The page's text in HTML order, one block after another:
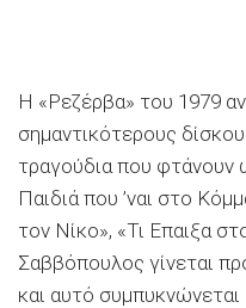
Η «Ρεζέρβα» του 1979
σημαντικότερους
τραγούδια που φτάνουν
Παιδιά που ’ναι στο
τον Νίκο», «Τι Επαιξα
Σαββόπουλος γίνεται
και αυτό